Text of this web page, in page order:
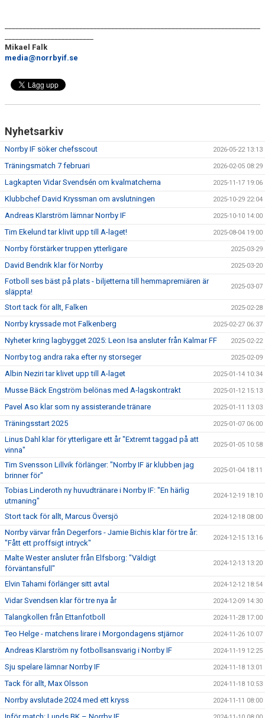
Mikael Falk
media@norrbyif.se
Nyhetsarkiv
Norrby IF söker chefsscout 2026-05-22 13:13
Träningsmatch 7 februari 2026-02-05 08:29
Lagkapten Vidar Svendsén om kvalmatcherna 2025-11-17 19:06
Klubbchef David Kryssman om avslutningen 2025-10-29 22:04
Andreas Klarström lämnar Norrby IF 2025-10-10 14:00
Tim Ekelund tar klivit upp till A-laget! 2025-08-04 19:00
Norrby förstärker truppen ytterligare 2025-03-29
David Bendrik klar för Norrby 2025-03-20
Fotboll ses bäst på plats - biljetterna till hemmapremiären är
släppta!
2025-03-07
Stort tack för allt, Falken 2025-02-28
Norrby kryssade mot Falkenberg 2025-02-27 06:37
Nyheter kring lagbygget 2025: Leon Isa ansluter från Kalmar FF 2025-02-22
Norrby tog andra raka efter ny storseger 2025-02-09
Albin Neziri tar klivet upp till A-laget 2025-01-14 10:34
Musse Bäck Engström belönas med A-lagskontrakt 2025-01-12 15:13
Pavel Aso klar som ny assisterande tränare 2025-01-11 13:03
Träningsstart 2025 2025-01-07 06:00
Linus Dahl klar för ytterligare ett år "Extremt taggad på att
vinna"
2025-01-05 10:58
Tim Svensson Lillvik förlänger: "Norrby IF är klubben jag
brinner för"
2025-01-04 18:11
Tobias Linderoth ny huvudtränare i Norrby IF: "En härlig
utmaning"
2024-12-19 18:10
Stort tack för allt, Marcus Översjö 2024-12-18 08:00
Norrby värvar från Degerfors - Jamie Bichis klar för tre år:
"Fått ett proffsigt intryck"
2024-12-15 13:16
Malte Wester ansluter från Elfsborg: "Väldigt
förväntansfull"
2024-12-13 13:20
Elvin Tahami förlänger sitt avtal 2024-12-12 18:54
Vidar Svendsen klar för tre nya år 2024-12-09 14:30
Talangkollen från Ettanfotboll 2024-11-28 17:00
Teo Helge - matchens lirare i Morgondagens stjärnor 2024-11-26 10:07
Andreas Klarström ny fotbollsansvarig i Norrby IF 2024-11-19 12:25
Sju spelare lämnar Norrby IF 2024-11-18 13:01
Tack för allt, Max Olsson 2024-11-18 10:53
Norrby avslutade 2024 med ett kryss 2024-11-11 08:00